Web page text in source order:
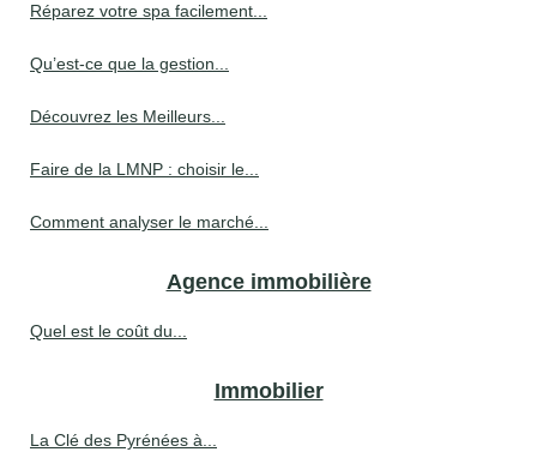
Réparez votre spa facilement...
Qu’est-ce que la gestion...
Découvrez les Meilleurs...
Faire de la LMNP : choisir le...
Comment analyser le marché...
Agence immobilière
Quel est le coût du...
Immobilier
La Clé des Pyrénées à...